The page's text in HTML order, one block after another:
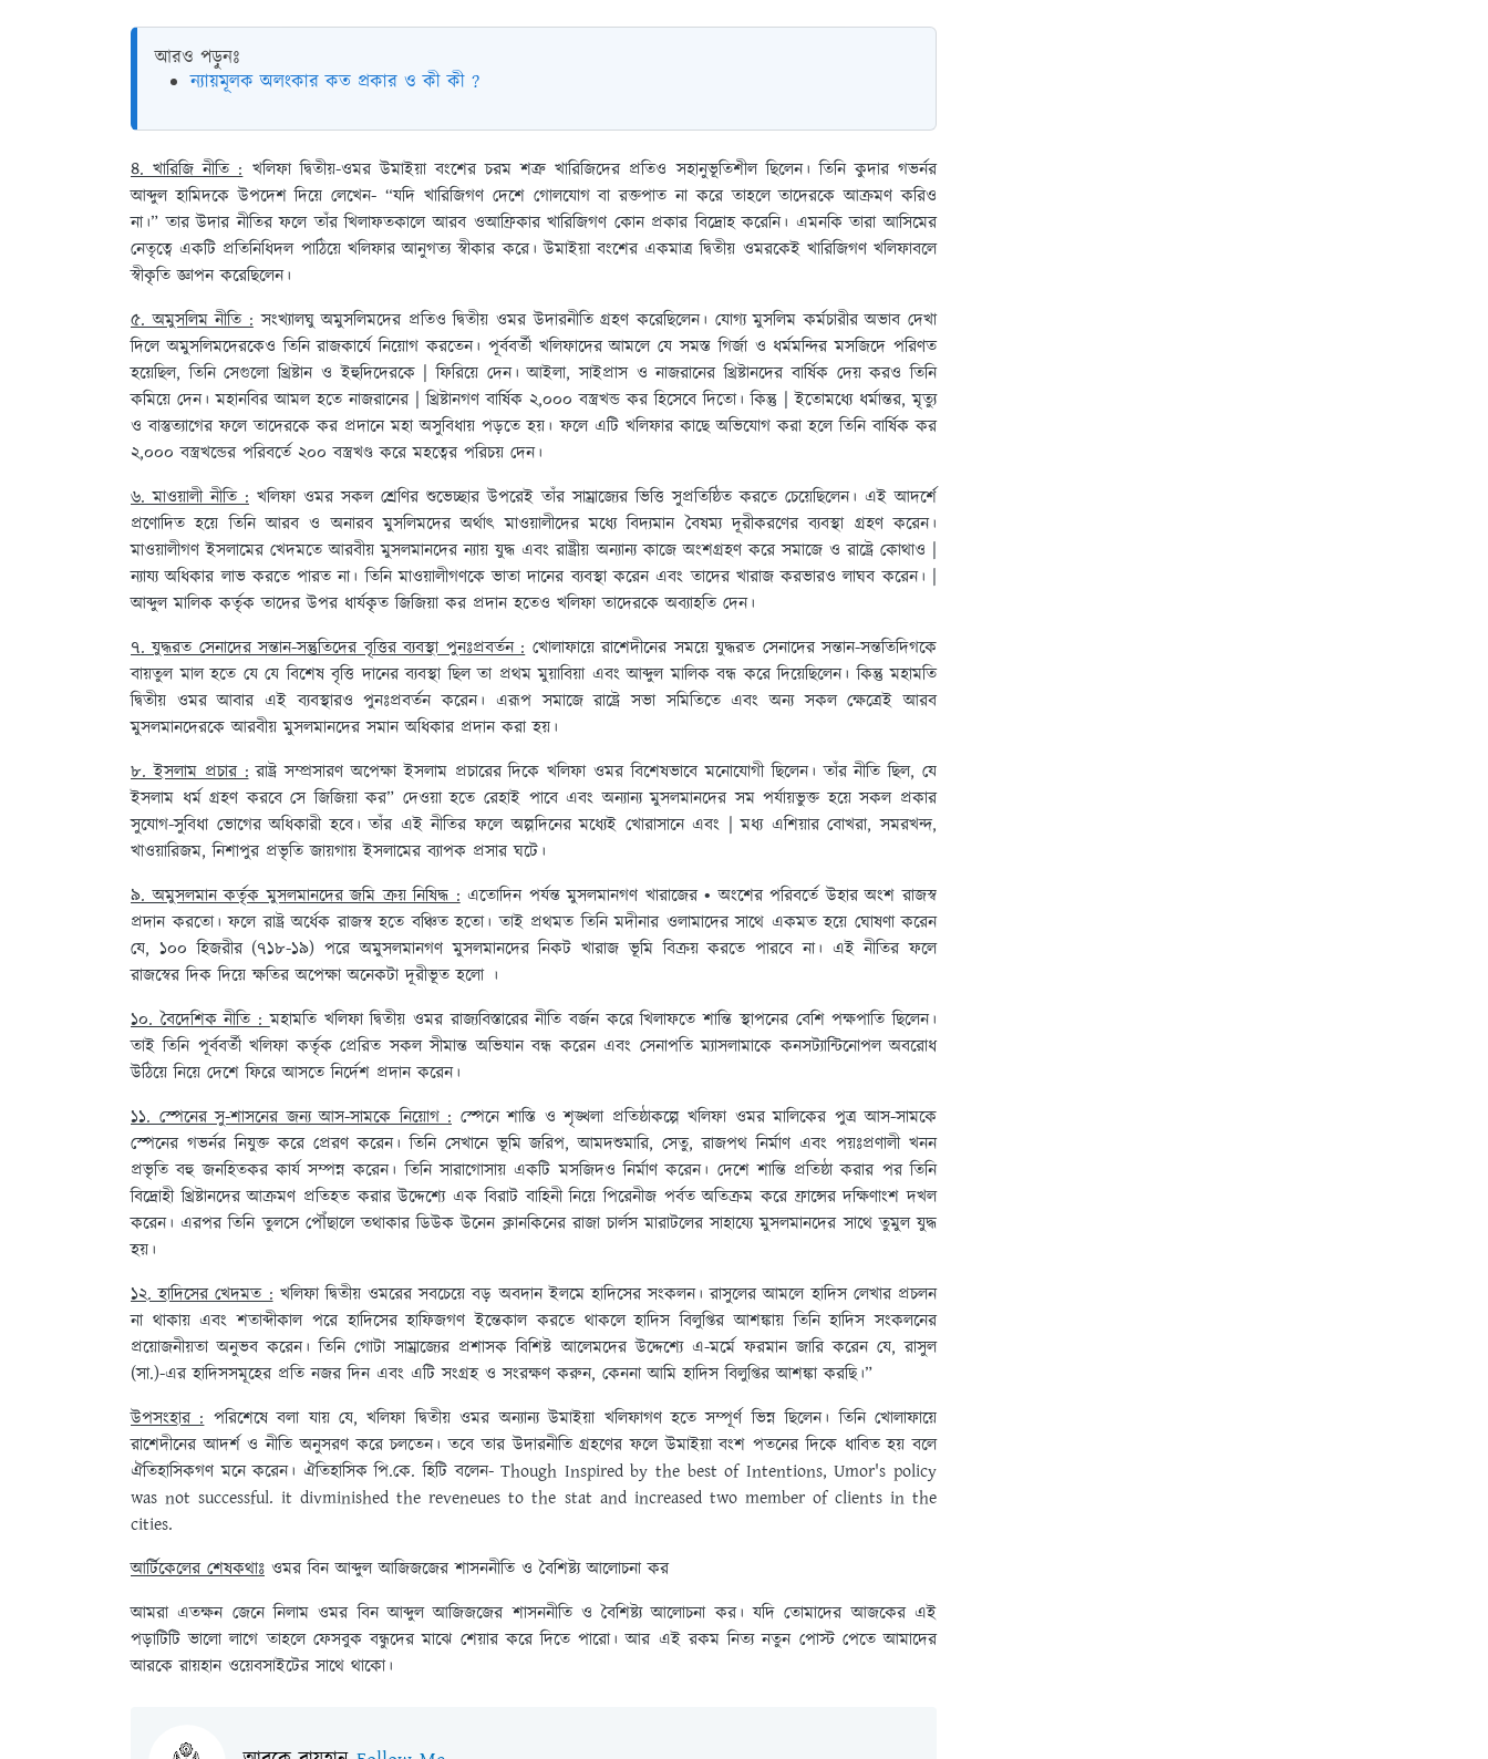
আরও পড়ুনঃ
ন্যায়মূলক অলংকার কত প্রকার ও কী কী ?
৪. খারিজি নীতি :খলিফা দ্বিতীয়-ওমর উমাইয়া বংশের চরম শত্রু খারিজিদের প্রতিও সহানুভূতিশীল ছিলেন। তিনি কুদার গভর্নর
আব্দুল হামিদকে উপদেশ দিয়ে লেখেন- “যদি খারিজিগণ দেশে গোলযোগ বা রক্তপাত না করে তাহলে তাদেরকে আক্রমণ করিও
না।” তার উদার নীতির ফলে তাঁর খিলাফতকালে আরব ওআফ্রিকার খারিজিগণ কোন প্রকার বিদ্রোহ করেনি। এমনকি তারা আসিমের
নেতৃত্বে একটি প্রতিনিধিদল পাঠিয়ে খলিফার আনুগত্য স্বীকার করে। উমাইয়া বংশের একমাত্র দ্বিতীয় ওমরকেই খারিজিগণ খলিফাবলে
স্বীকৃতি জ্ঞাপন করেছিলেন।
৫. অমুসলিম নীতি :সংখ্যালঘু অমুসলিমদের প্রতিও দ্বিতীয় ওমর উদারনীতি গ্রহণ করেছিলেন। যোগ্য মুসলিম কর্মচারীর অভাব দেখা
দিলে অমুসলিমদেরকেও তিনি রাজকার্যে নিয়োগ করতেন। পূর্ববর্তী খলিফাদের আমলে যে সমস্ত গির্জা ও ধর্মমন্দির মসজিদে পরিণত
হয়েছিল, তিনি সেগুলো খ্রিষ্টান ও ইহুদিদেরকে | ফিরিয়ে দেন। আইলা, সাইপ্রাস ও নাজরানের খ্রিষ্টানদের বার্ষিক দেয় করও তিনি
কমিয়ে দেন। মহানবির আমল হতে নাজরানের | খ্রিষ্টানগণ বার্ষিক ২,০০০ বস্ত্রখন্ড কর হিসেবে দিতো। কিন্তু | ইতোমধ্যে ধর্মান্তর, মৃত্যু
ও বাস্তুত্যাগের ফলে তাদেরকে কর প্রদানে মহা অসুবিধায় পড়তে হয়। ফলে এটি খলিফার কাছে অভিযোগ করা হলে তিনি বার্ষিক কর
২,০০০ বস্ত্রখন্ডের পরিবর্তে ২০০ বস্ত্রখণ্ড করে মহত্বের পরিচয় দেন।
৬. মাওয়ালী নীতি : খলিফা ওমর সকল শ্রেণির শুভেচ্ছার উপরেই তাঁর সাম্রাজ্যের ভিত্তি সুপ্রতিষ্ঠিত করতে চেয়েছিলেন। এই আদর্শে
প্রণোদিত হয়ে তিনি আরব ও অনারব মুসলিমদের অর্থাৎ মাওয়ালীদের মধ্যে বিদ্যমান বৈষম্য দূরীকরণের ব্যবস্থা গ্রহণ করেন।
মাওয়ালীগণ ইসলামের খেদমতে আরবীয় মুসলমানদের ন্যায় যুদ্ধ এবং রাষ্ট্রীয় অন্যান্য কাজে অংশগ্রহণ করে সমাজে ও রাষ্ট্রে কোথাও |
ন্যায্য অধিকার লাভ করতে পারত না। তিনি মাওয়ালীগণকে ভাতা দানের ব্যবস্থা করেন এবং তাদের খারাজ করভারও লাঘব করেন। |
আব্দুল মালিক কর্তৃক তাদের উপর ধার্যকৃত জিজিয়া কর প্রদান হতেও খলিফা তাদেরকে অব্যাহতি দেন।
৭. যুদ্ধরত সেনাদের সন্তান-সন্তুতিদের বৃত্তির ব্যবস্থা পুনঃপ্রবর্তন :খোলাফায়ে রাশেদীনের সময়ে যুদ্ধরত সেনাদের সন্তান-সন্ততিদিগকে
বায়তুল মাল হতে যে যে বিশেষ বৃত্তি দানের ব্যবস্থা ছিল তা প্রথম মুয়াবিয়া এবং আব্দুল মালিক বন্ধ করে দিয়েছিলেন। কিন্তু মহামতি
দ্বিতীয় ওমর আবার এই ব্যবস্থারও পুনঃপ্রবর্তন করেন। এরূপ সমাজে রাষ্ট্রে সভা সমিতিতে এবং অন্য সকল ক্ষেত্রেই আরব
মুসলমানদেরকে আরবীয় মুসলমানদের সমান অধিকার প্রদান করা হয়।
৮. ইসলাম প্রচার :রাষ্ট্র সম্প্রসারণ অপেক্ষা ইসলাম প্রচারের দিকে খলিফা ওমর বিশেষভাবে মনোযোগী ছিলেন। তাঁর নীতি ছিল, যে
ইসলাম ধর্ম গ্রহণ করবে সে জিজিয়া কর” দেওয়া হতে রেহাই পাবে এবং অন্যান্য মুসলমানদের সম পর্যায়ভুক্ত হয়ে সকল প্রকার
সুযোগ-সুবিধা ভোগের অধিকারী হবে। তাঁর এই নীতির ফলে অল্পদিনের মধ্যেই খোরাসানে এবং | মধ্য এশিয়ার বোখরা, সমরখন্দ,
খাওয়ারিজম, নিশাপুর প্রভৃতি জায়গায় ইসলামের ব্যাপক প্রসার ঘটে।
৯. অমুসলমান কর্তৃক মুসলমানদের জমি ক্রয় নিষিদ্ধ :এতোদিন পর্যন্ত মুসলমানগণ খারাজের • অংশের পরিবর্তে উহার অংশ রাজস্ব
প্রদান করতো। ফলে রাষ্ট্র অর্ধেক রাজস্ব হতে বঞ্চিত হতো। তাই প্রথমত তিনি মদীনার ওলামাদের সাথে একমত হয়ে ঘোষণা করেন
যে, ১০০ হিজরীর (৭১৮-১৯) পরে অমুসলমানগণ মুসলমানদের নিকট খারাজ ভূমি বিক্রয় করতে পারবে না। এই নীতির ফলে
রাজস্বের দিক দিয়ে ক্ষতির অপেক্ষা অনেকটা দূরীভূত হলো ।
১০. বৈদেশিক নীতি :মহামতি খলিফা দ্বিতীয় ওমর রাজ্যবিস্তারের নীতি বর্জন করে খিলাফতে শান্তি স্থাপনের বেশি পক্ষপাতি ছিলেন।
তাই তিনি পূর্ববর্তী খলিফা কর্তৃক প্রেরিত সকল সীমান্ত অভিযান বন্ধ করেন এবং সেনাপতি ম্যাসলামাকে কনসট্যান্টিনোপল অবরোধ
উঠিয়ে নিয়ে দেশে ফিরে আসতে নির্দেশ প্রদান করেন।
১১. স্পেনের সু-শাসনের জন্য আস-সামকে নিয়োগ : স্পেনে শাস্তি ও শৃঙ্খলা প্রতিষ্ঠাকল্পে খলিফা ওমর মালিকের পুত্র আস-সামকে
স্পেনের গভর্নর নিযুক্ত করে প্রেরণ করেন। তিনি সেখানে ভূমি জরিপ, আমদশুমারি, সেতু, রাজপথ নির্মাণ এবং পয়ঃপ্রণালী খনন
প্রভৃতি বহু জনহিতকর কার্য সম্পন্ন করেন। তিনি সারাগোসায় একটি মসজিদও নির্মাণ করেন। দেশে শান্তি প্রতিষ্ঠা করার পর তিনি
বিদ্রোহী খ্রিষ্টানদের আক্রমণ প্রতিহত করার উদ্দেশ্যে এক বিরাট বাহিনী নিয়ে পিরেনীজ পর্বত অতিক্রম করে ফ্রান্সের দক্ষিণাংশ দখল
করেন। এরপর তিনি তুলসে পৌঁছালে তথাকার ডিউক উনেন ক্লানকিনের রাজা চার্লস মারাটলের সাহায্যে মুসলমানদের সাথে তুমুল যুদ্ধ
হয়।
১২. হাদিসের খেদমত :খলিফা দ্বিতীয় ওমরের সবচেয়ে বড় অবদান ইলমে হাদিসের সংকলন। রাসুলের আমলে হাদিস লেখার প্রচলন
না থাকায় এবং শতাব্দীকাল পরে হাদিসের হাফিজগণ ইন্তেকাল করতে থাকলে হাদিস বিলুপ্তির আশঙ্কায় তিনি হাদিস সংকলনের
প্রয়োজনীয়তা অনুভব করেন। তিনি গোটা সাম্রাজ্যের প্রশাসক বিশিষ্ট আলেমদের উদ্দেশ্যে এ-মর্মে ফরমান জারি করেন যে, রাসুল
(সা.)-এর হাদিসসমূহের প্রতি নজর দিন এবং এটি সংগ্রহ ও সংরক্ষণ করুন, কেননা আমি হাদিস বিলুপ্তির আশঙ্কা করছি।”
উপসংহার :পরিশেষে বলা যায় যে, খলিফা দ্বিতীয় ওমর অন্যান্য উমাইয়া খলিফাগণ হতে সম্পূর্ণ ভিন্ন ছিলেন। তিনি খোলাফায়ে
রাশেদীনের আদর্শ ও নীতি অনুসরণ করে চলতেন। তবে তার উদারনীতি গ্রহণের ফলে উমাইয়া বংশ পতনের দিকে ধাবিত হয় বলে
ঐতিহাসিকগণ মনে করেন। ঐতিহাসিক পি.কে. হিটি বলেন- Though Inspired by the best of Intentions, Umor's policy
was not successful. it divminished the reveneues to the stat and increased two member of clients in the
cities.
আর্টিকেলের শেষকথাঃ ওমর বিন আব্দুল আজিজজের শাসননীতি ও বৈশিষ্ট্য আলোচনা কর
আমরা এতক্ষন জেনে নিলাম ওমর বিন আব্দুল আজিজজের শাসননীতি ও বৈশিষ্ট্য আলোচনা কর। যদি তোমাদের আজকের এই
পড়াটিটি ভালো লাগে তাহলে ফেসবুক বন্ধুদের মাঝে শেয়ার করে দিতে পারো। আর এই রকম নিত্য নতুন পোস্ট পেতে আমাদের
আরকে রায়হান ওয়েবসাইটের সাথে থাকো।